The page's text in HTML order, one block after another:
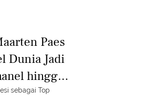
Paes
Dunia Jadi
hingga
sebagai Top